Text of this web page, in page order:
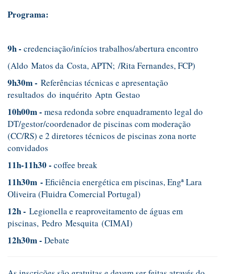
Programa:
9h - credenciação/inícios trabalhos/abertura encontro
(Aldo Matos da Costa, APTN; /Rita Fernandes, FCP)
9h30m - Referências técnicas e apresentação
resultados do inquérito Aptn Gestao
10h00m - mesa redonda sobre enquadramento legal do
DT/gestor/coordenador de piscinas com moderação
(CC/RS) e 2 diretores técnicos de piscinas zona norte
convidados
11h-11h30 - coffee break
11h30m - Eficiência energética em piscinas, Engª Lara
Oliveira (Fluidra Comercial Portugal)
12h - Legionella e reaproveitamento de águas em
piscinas, Pedro Mesquita (CIMAI)
12h30m - Debate